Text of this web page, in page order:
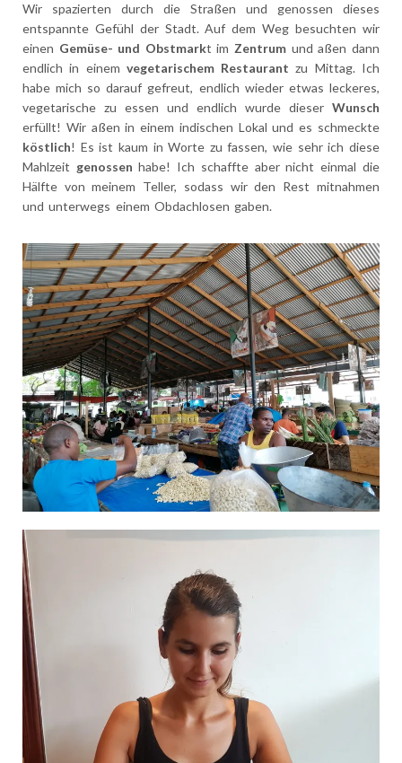
Wir spazierten durch die Straßen und genossen dieses
entspannte Gefühl der Stadt. Auf dem Weg besuchten wir
einen Gemüse- und Obstmarkt im Zentrum und aßen dann
endlich in einem vegetarischem Restaurant zu Mittag. Ich
habe mich so darauf gefreut, endlich wieder etwas leckeres,
vegetarische zu essen und endlich wurde dieser Wunsch
erfüllt! Wir aßen in einem indischen Lokal und es schmeckte
köstlich! Es ist kaum in Worte zu fassen, wie sehr ich diese
Mahlzeit genossen habe! Ich schaffte aber nicht einmal die
Hälfte von meinem Teller, sodass wir den Rest mitnahmen
und unterwegs einem Obdachlosen gaben.